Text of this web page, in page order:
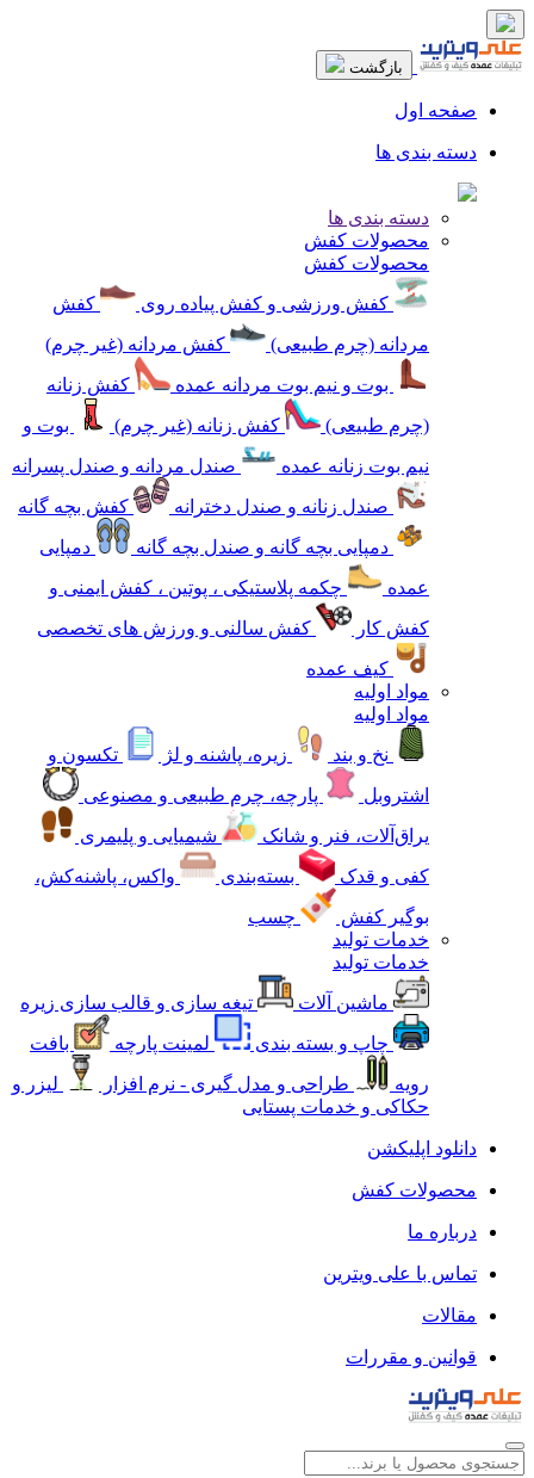
بازگشت
صفحه اول
دسته بندی ها
دسته بندی ها
محصولات کفش
محصولات کفش
کفش ورزشی و کفش پیاده روی
کفش
مردانه (چرم طبیعی)
کفش مردانه (غیر چرم)
بوت و نیم بوت مردانه عمده
کفش زنانه
(چرم طبیعی)
کفش زنانه (غیر چرم)
بوت و
نیم بوت زنانه عمده
صندل مردانه و صندل پسرانه
صندل زنانه و صندل دخترانه
کفش بچه گانه
دمپایی بچه گانه و صندل بچه گانه
دمپایی
عمده
چکمه پلاستیکی ، پوتین ، کفش ایمنی و
کفش کار
کفش سالنی و ورزش های تخصصی
کیف عمده
مواد اولیه
مواد اولیه
نخ و بند
زیره، پاشنه و لژ
تکسون و
اشتروبل
پارچه، چرم طبیعی و مصنوعی
یراق‌آلات، فنر و شانک
شیمیایی و پلیمری
کفی و قدک
بسته‌بندی
واکس، پاشنه‌کش،
بوگیر کفش
چسب
خدمات تولید
خدمات تولید
ماشین آلات
تیغه سازی و قالب سازی زیره
چاپ و بسته بندی
لمینت پارچه
بافت
رویه
طراحی و مدل گیری - نرم افزار
لیزر و
حکاکی و خدمات پستایی
دانلود اپلیکشن
محصولات کفش
درباره ما
تماس با علی ویترین
مقالات
قوانین و مقررات